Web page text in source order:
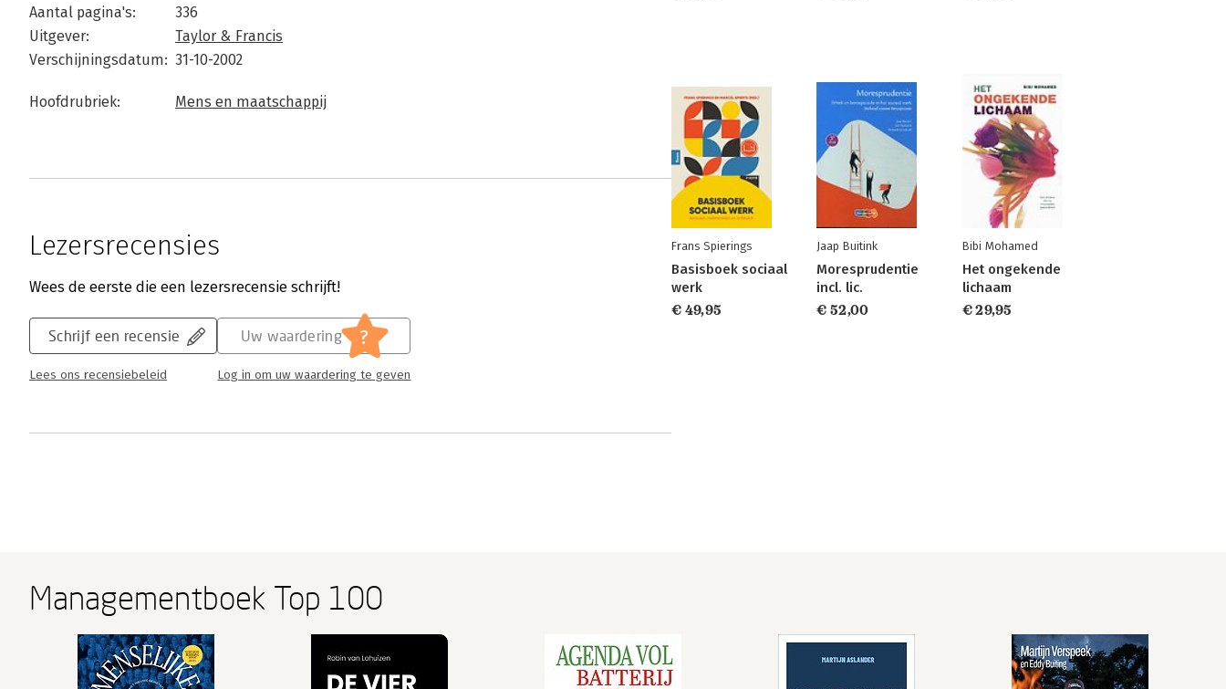
Aantal pagina's:
336
Uitgever:
Taylor & Francis
Verschijningsdatum: 31-10-2002
Hoofdrubriek: Mens en maatschappij
Lezersrecensies
Wees de eerste die een lezersrecensie schrijft!
Schrijf een recensie
Lees ons recensiebeleid
Uw waardering ?
Log in om uw waardering te geven
Frans Spierings
Basisboek sociaal
werk
€ 49,95
Jaap Buitink
Moresprudentie
incl. lic.
€ 52,00
Bibi Mohamed
Het ongekende
lichaam
€ 29,95
Managementboek Top 100